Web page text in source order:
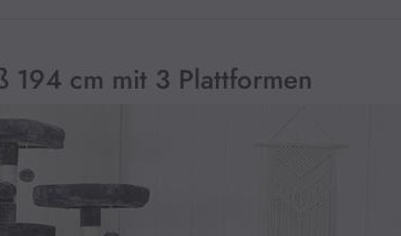
Stabilität hat immer
Kratzbaum springen oder
Lieferumfang enthalten, um
doppelte Stabilität zu
194 cm mit 3 Plattformen